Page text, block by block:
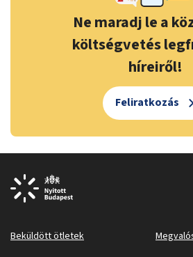
Ne maradj le a
költségvetés
híreiről!
Feliratkozás
Beküldött ötletek